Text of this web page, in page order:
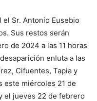
Sr. Antonio Eusebio
Sus restos serán
de 2024 a las 11 horas
enluta a las
Cifuentes, Tapia y
este miércoles 21 de
el jueves 22 de febrero